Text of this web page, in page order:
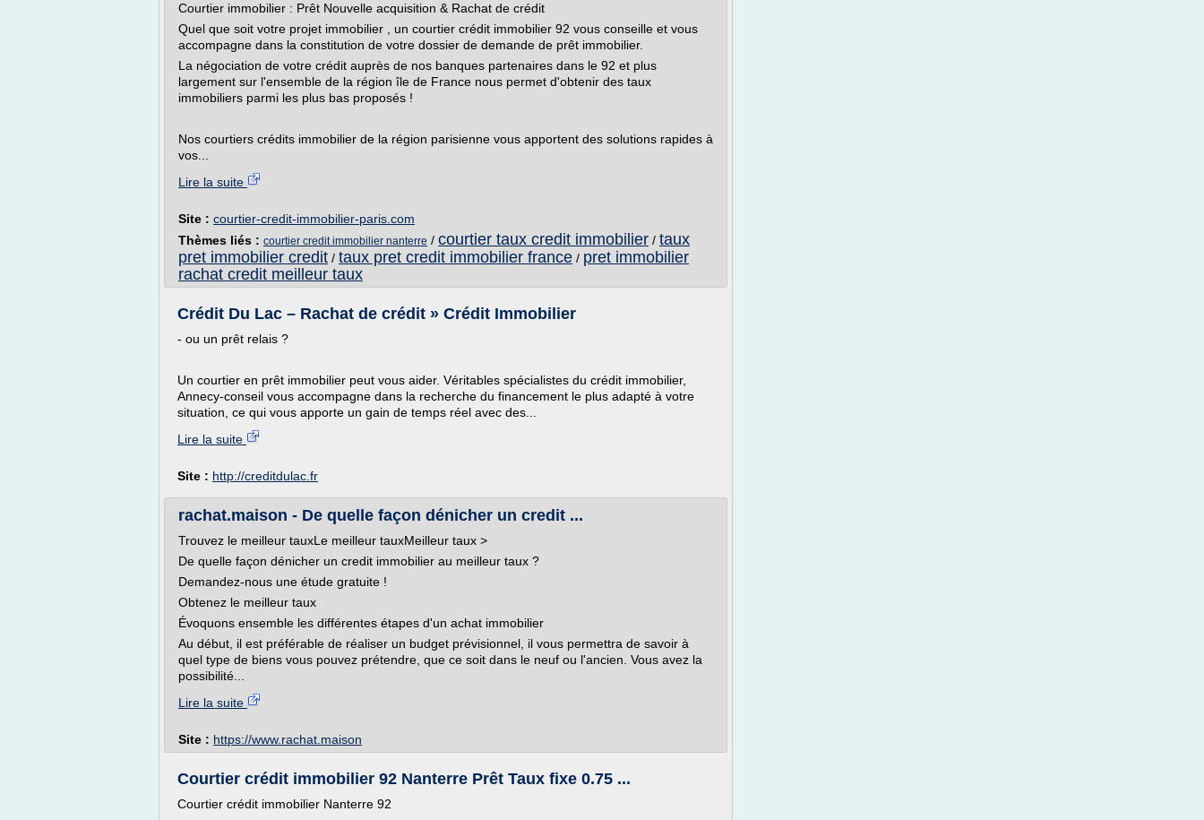
Courtier immobilier : Prêt Nouvelle acquisition & Rachat de crédit
Quel que soit votre projet immobilier , un courtier crédit immobilier 92 vous conseille et vous
accompagne dans la constitution de votre dossier de demande de prêt immobilier.
La négociation de votre crédit auprès de nos banques partenaires dans le 92 et plus
largement sur l'ensemble de la région île de France nous permet d'obtenir des taux
immobiliers parmi les plus bas proposés !
Nos courtiers crédits immobilier de la région parisienne vous apportent des solutions rapides à
vos...
Lire la suite
Site : courtier-credit-immobilier-paris.com
Thèmes liés : courtier credit immobilier nanterre / courtier taux credit immobilier / taux
pret immobilier credit / taux pret credit immobilier france / pret immobilier
rachat credit meilleur taux
Crédit Du Lac – Rachat de crédit » Crédit Immobilier
- ou un prêt relais ?
Un courtier en prêt immobilier peut vous aider. Véritables spécialistes du crédit immobilier,
Annecy-conseil vous accompagne dans la recherche du financement le plus adapté à votre
situation, ce qui vous apporte un gain de temps réel avec des...
Lire la suite
Site : http://creditdulac.fr
rachat.maison - De quelle façon dénicher un credit ...
Trouvez le meilleur tauxLe meilleur tauxMeilleur taux >
De quelle façon dénicher un credit immobilier au meilleur taux ?
Demandez-nous une étude gratuite !
Obtenez le meilleur taux
Évoquons ensemble les différentes étapes d'un achat immobilier
Au début, il est préférable de réaliser un budget prévisionnel, il vous permettra de savoir à
quel type de biens vous pouvez prétendre, que ce soit dans le neuf ou l'ancien. Vous avez la
possibilité...
Lire la suite
Site : https://www.rachat.maison
Courtier crédit immobilier 92 Nanterre Prêt Taux fixe 0.75 ...
Courtier crédit immobilier Nanterre 92